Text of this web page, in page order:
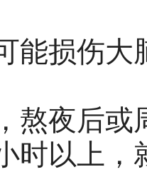
能损伤大
熬夜后或
时以上